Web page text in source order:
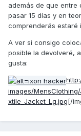
además de que entre
pasar 15 días y en
comprenderás estaré
A ver si consigo
posible la devolveré,
gusta:
images/
xtile_Jacket_Lg.jpg[/